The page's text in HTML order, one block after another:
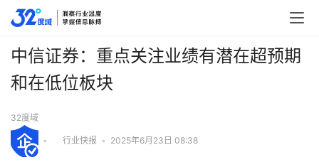
中信证券：重点关注业绩有潜在超预期
和在低位板块
32度域
• 行业快报 • 2025年6月23日 08:38